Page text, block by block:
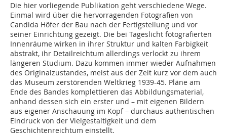
Die hier vorliegende Publikation geht verschiedene Wege.
Einmal wird über die hervorragenden Fotografien von
Candida Höfer der Bau nach der Fertigstellung und vor
seiner Einrichtung gezeigt. Die bei Tageslicht fotografierten
Innenräume wirken in ihrer Struktur und kalten Farbigkeit
abstrakt, ihr Detailreichtum allerdings verlockt zu ihrem
längeren Studium. Dazu kommen immer wieder Aufnahmen
des Originalzustandes, meist aus der Zeit kurz vor dem auch
das Museum zerstörenden Weltkrieg 1939-45. Pläne am
Ende des Bandes komplettieren das Abbildungsmaterial,
anhand dessen sich ein erster und – mit eigenen Bildern
aus eigener Anschauung im Kopf – durchaus authentischen
Eindruck von der Vielgestaltigkeit und dem
Geschichtenreichtum einstellt.